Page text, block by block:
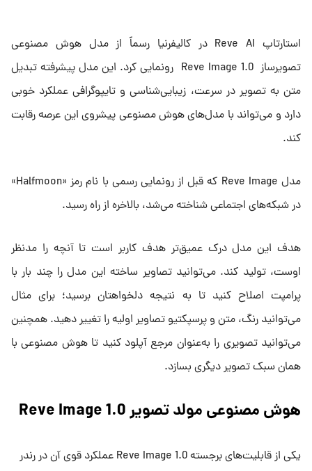
استارتاپ Reve AI در کالیفرنیا رسماً از مدل هوش مصنوعی
تصویرساز Reve Image 1.0 رونمایی کرد. این مدل پیشرفته تبدیل
متن به تصویر در سرعت، زیبایی‌شناسی و تایپوگرافی عملکرد خوبی
دارد و می‌تواند با مدل‌های هوش مصنوعی پیشروی این عرصه رقابت
کند.
مدل Reve Image که قبل از رونمایی رسمی با نام رمز «Halfmoon»
در شبکه‌های اجتماعی شناخته می‌شد، بالاخره از راه رسید.
هدف این مدل درک عمیق‌تر هدف کاربر است تا آنچه را مدنظر
اوست، تولید کند. می‌توانید تصاویر ساخته این مدل را چند بار با
پرامپت اصلاح کنید تا به نتیجه دلخواهتان برسید؛ برای مثال
می‌توانید رنگ، متن و پرسپکتیو تصاویر اولیه را تغییر دهید. همچنین
می‌توانید تصویری را به‌عنوان مرجع آپلود کنید تا هوش مصنوعی با
همان سبک تصویر دیگری بسازد.
هوش مصنوعی مولد تصویر Reve Image 1.0
یکی از قابلیت‌های برجسته Reve Image 1.0 عملکرد قوی آن در رندر